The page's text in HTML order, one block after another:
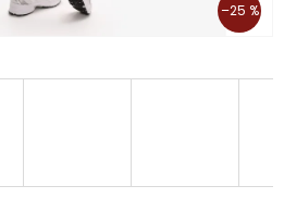
–25 %